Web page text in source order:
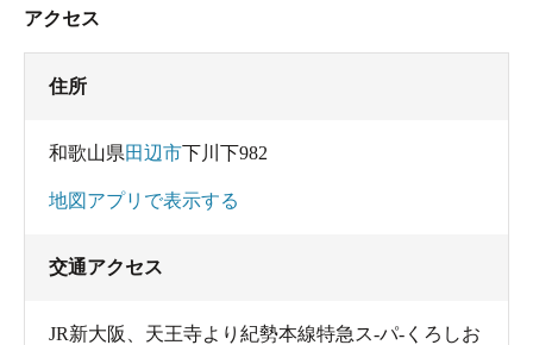
アクセス
住所
和歌山県田辺市下川下982
地図アプリで表示する
交通アクセス
JR新大阪、天王寺より紀勢本線特急ス-パ-くろしお